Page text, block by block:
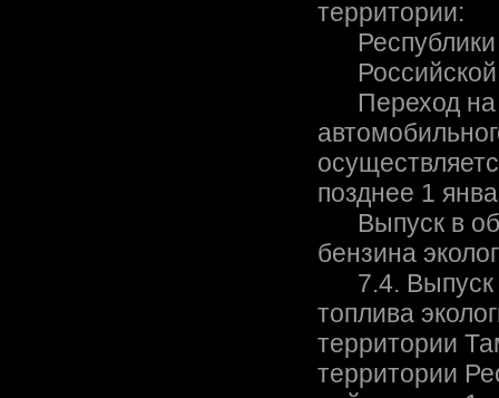
территории:
Республики
Российской
Переход на
позднее 1
Выпуск в
бензина
7.4. Выпуск
топлива
территории
территории